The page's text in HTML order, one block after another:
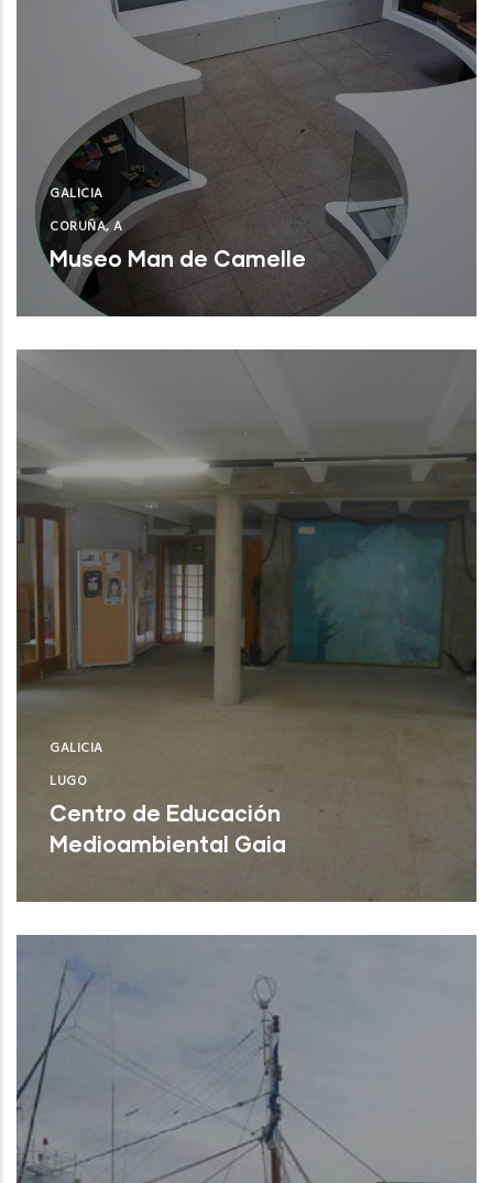
GALICIA
CORUÑA, A
Museo Man de Camelle
Camariñas (A Coruña)
GALICIA
LUGO
Centro de Educación
Medioambiental Gaia
Burela (Lugo)